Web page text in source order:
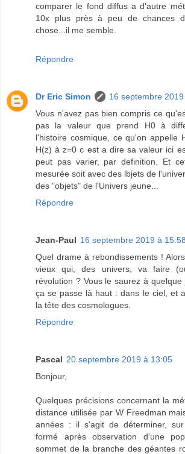
comparer le fond diffus a d'autre
10x plus près à peu de chances
chose...il me semble.
Répondre
Dr Eric Simon
16 septembre
Vous n'avez pas bien compris ce
pas la valeur que prend H0 à
l'histoire cosmique, ce qu'on appelle
H(z) à z=0 c est a dire sa valeur ici
peut pas varier, par definition. Et
mesurée soit avec des lbjets de
des "objets" de l'Univers jeune...
Répondre
Jean-Paul 16 septembre 2019 à 15:58
Quel drame à rebondissements !
vieux qui, des univers, va faire
révolution ? Vous le saurez à
ça se passe là haut : dans le ciel, et
la tête des cosmologues.
Répondre
Pascal 20 septembre 2019 à 13:05
Bonjour,
Quelques précisions concernant la
distance utilisée par W Freedman
années : il s'agit de déterminer,
formé après observation d'une
sommet de la branche des géantes